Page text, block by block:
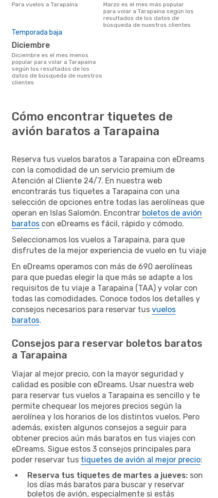
Para vuelos a Tarapaina
marzo es el mes más popular
para volar a Tarapaina según los
resultados de los datos de
búsqueda de nuestros clientes
Temporada baja
diciembre
diciembre es el mes menos
popular para volar a Tarapaina
según los resultados de los
datos de búsqueda de nuestros
clientes
Cómo encontrar tiquetes de
avión baratos a Tarapaina
Reserva tus vuelos baratos a Tarapaina con eDreams
con la comodidad de un servicio premium de
Atención al Cliente 24/7. En nuestra web
encontrarás tus tiquetes a Tarapaina con una
selección de opciones entre todas las aerolíneas que
operan en Islas Salomón. Encontrar boletos de avión
baratos con eDreams es fácil, rápido y cómodo.
Seleccionamos los vuelos a Tarapaina, para que
disfrutes de la mejor experiencia de vuelo en tu viaje
En eDreams operamos con más de 690 aerolíneas
para que puedas elegir la que más se adapte a los
requisitos de tu viaje a Tarapaina (TAA) y volar con
todas las comodidades. Conoce todos los detalles y
consejos necesarios para reservar tus vuelos
baratos.
Consejos para reservar boletos baratos
a Tarapaina
Viajar al mejor precio, con la mayor seguridad y
calidad es posible con eDreams. Usar nuestra web
para reservar tus vuelos a Tarapaina es sencillo y te
permite chequear los mejores precios según la
aerolínea y los horarios de los distintos vuelos. Pero
además, existen algunos consejos a seguir para
obtener precios aún más baratos en tus viajes con
eDreams. Sigue estos 3 consejos principales para
poder reservar tus tiquetes de avión al mejor precio:
Reserva tus tiquetes de martes a jueves: son
los días más baratos para buscar y reservar
boletos de avión, especialmente si estás